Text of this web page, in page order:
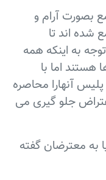
بصورت آرام و
شده اند تا
به اینکه همه
اما با
آنهارا محاصره
جلو گیری می
به معترضان گفته